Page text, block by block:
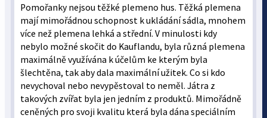
Pomořanky nejsou těžké plemeno hus. Těžká plemena
mají mimořádnou schopnost k ukládání sádla, mnohem
více než plemena lehká a střední. V minulosti kdy
nebylo možné skočit do Kauflandu, byla různá plemena
maximálně využívána k účelům ke kterým byla
šlechtěna, tak aby dala maximální užitek. Co si kdo
nevychoval nebo nevypěstoval to neměl. Játra z
takových zvířat byla jen jedním z produktů. Mimořádně
ceněných pro svoji kvalitu která byla dána speciálním